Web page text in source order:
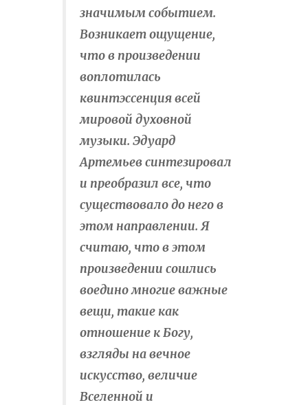
значимым событием.
Возникает ощущение,
что в произведении
воплотилась
квинтэссенция всей
мировой духовной
музыки. Эдуард
Артемьев синтезировал
и преобразил все, что
существовало до него в
этом направлении. Я
считаю, что в этом
произведении сошлись
воедино многие важные
вещи, такие как
отношение к Богу,
взгляды на вечное
искусство, величие
Вселенной и